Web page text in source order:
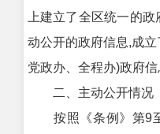
上建立了全区统一的
动公开的政府信息,成
党政办、全程办)政府信
二、主动公开情况
按照《条例》第9至